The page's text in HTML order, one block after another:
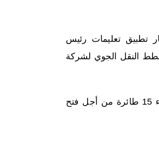
تطبيق تعليمات رئيس
مخطط النقل الجوي لشركة
يذكر أن رئيس الجمهورية، كان قد قرر الترخيص لشركة الخطوط الجزائرية باقتناء 15 طائرة من أجل فتح